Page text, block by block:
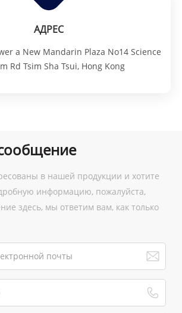
АДРЕС
a New Mandarin Plaza No14 Science
Rd Tsim Sha Tsui, Hong Kong
в нашей продукции и хотите
информацию, пожалуйста,
здесь, мы ответим вам, как только